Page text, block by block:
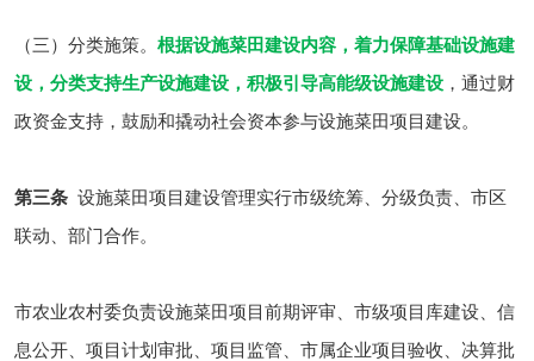
（三）分类施策。 根据设施菜田建设内容，着力保障基础设施建
设，分类支持生产设施建设，积极引导高能级设施建设，通过财
政资金支持，鼓励和撬动社会资本参与设施菜田项目建设。
第三条设施菜田项目建设管理实行市级统筹、分级负责、市区
联动、部门合作。
市农业农村委负责设施菜田项目前期评审、市级项目库建设、信
息公开、项目计划审批、项目监管、市属企业项目验收、决算批